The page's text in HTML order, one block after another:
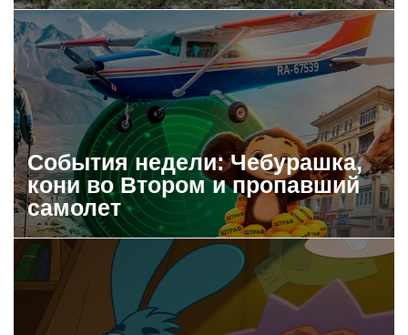
События недели: Чебурашка,
кони во Втором и пропавший
самолет